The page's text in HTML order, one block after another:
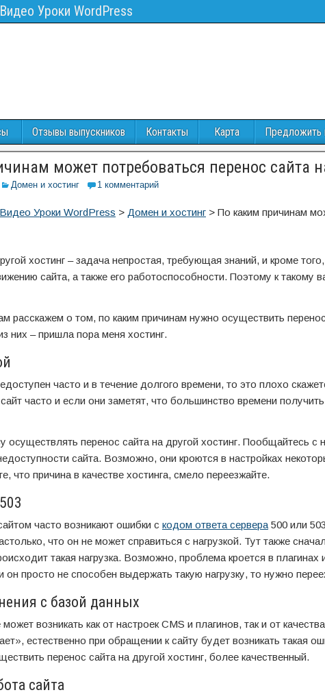
Уроки WordPress
Отзывы выпускников Контакты Карта Предложить
может потребоваться перенос сайта
Домен и хостинг 1 комментарий
Уроки WordPress > Домен и хостинг > По каким причинам
хостинг – задача непростая, требующая знаний, и кроме
сайта, а также его работоспособности. Поэтому к такому
расскажем о том, по каким причинам нужно осуществить
них – пришла пора меня хостинг.
часто и в течение долгого времени, то это плохо
часто и если они заметят, что большинство времени
осуществлять перенос сайта на другой хостинг. Пообщайтесь с
сайта. Возможно, они кроются в настройках
что причина в качестве хостинга, смело переезжайте.
часто возникают ошибки с кодом ответа сервера 500 или
что он не может справиться с нагрузкой. Тут также
такая нагрузка. Возможно, проблема кроется в
он просто не способен выдержать такую нагрузку, то нужно
с базой данных
возникать как от настроек CMS и плагинов, так и от
естественно при обращении к сайту будет возникать такая
перенос сайта на другой хостинг, более качественный.
сайта